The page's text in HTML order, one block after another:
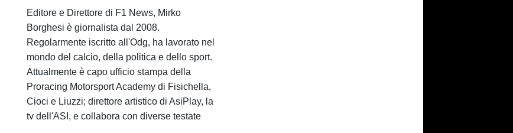
Editore e Direttore di F1 News, Mirko
Borghesi è giornalista dal 2008.
Regolarmente iscritto all'Odg, ha lavorato nel
mondo del calcio, della politica e dello sport.
Attualmente è capo ufficio stampa della
Proracing Motorsport Academy di Fisichella,
Cioci e Liuzzi; direttore artistico di AsiPlay, la
tv dell'ASI, e collabora con diverse testate